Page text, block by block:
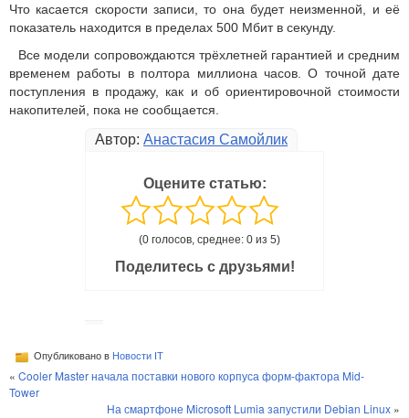
Что касается скорости записи, то она будет неизменной, и её
показатель находится в пределах 500 Мбит в секунду.
Все модели сопровождаются трёхлетней гарантией и средним
временем работы в полтора миллиона часов. О точной дате
поступления в продажу, как и об ориентировочной стоимости
накопителей, пока не сообщается.
Автор: Анастасия Самойлик
Оцените статью:
(0 голосов, среднее: 0 из 5)
Поделитесь с друзьями!
Опубликовано в Новости IT
« Cooler Master начала поставки нового корпуса форм-фактора Mid-
Tower
На смартфоне Microsoft Lumia запустили Debian Linux »